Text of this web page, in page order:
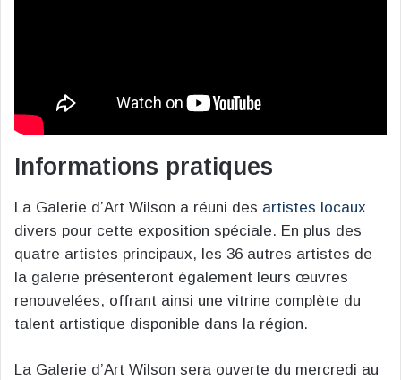
Informations pratiques
La Galerie d’Art Wilson a réuni des artistes locaux
divers pour cette exposition spéciale. En plus des
quatre artistes principaux, les 36 autres artistes de
la galerie présenteront également leurs œuvres
renouvelées, offrant ainsi une vitrine complète du
talent artistique disponible dans la région.
La Galerie d’Art Wilson sera ouverte du mercredi au